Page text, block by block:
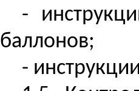
-
баллонов;
-